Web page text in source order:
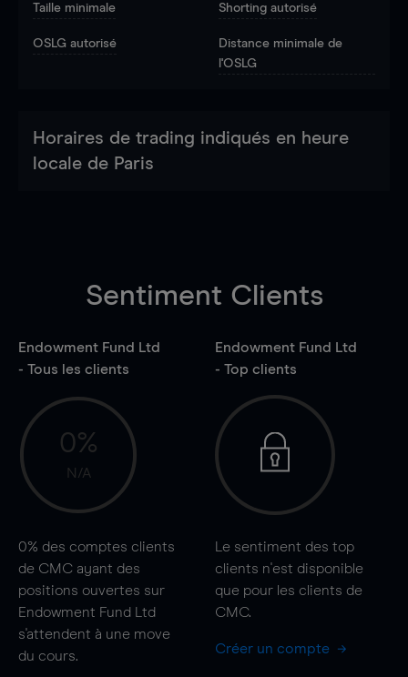
Taille minimale Shorting autorisé
OSLG autorisé
Distance minimale de
l'OSLG
Horaires de trading indiqués en heure
locale de Paris
Sentiment Clients
Endowment Fund Ltd
- Tous les clients
0%
N/A
0% des comptes clients
de CMC ayant des
positions ouvertes sur
Endowment Fund Ltd
s'attendent à une move
du cours.
Endowment Fund Ltd
- Top clients
Le sentiment des top
clients n'est disponible
que pour les clients de
CMC.
Créer un compte